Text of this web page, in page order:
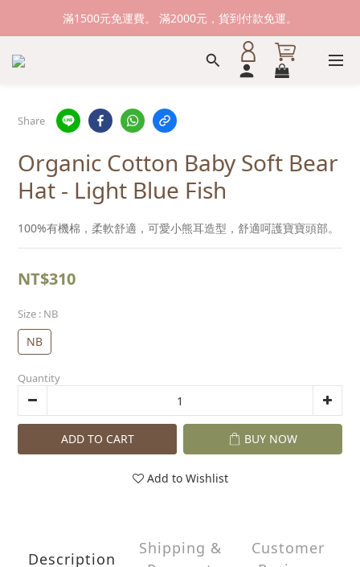
新加入會員送購物金100元，登入會員購物可累積會員點數。
滿1500元免運費。 滿2000元，貨到付款免運。
新加入會員送購物金100元，登入會員購物可累積會員點數。
Share
Organic Cotton Baby Soft Bear
Hat - Light Blue Fish
100%有機棉，柔軟舒適，可愛小熊耳造型，舒適呵護寶寶頭部。
NT$310
Size : NB
NB
Quantity
ADD TO CART BUY NOW
Add to Wishlist
Description
Shipping &
Customer